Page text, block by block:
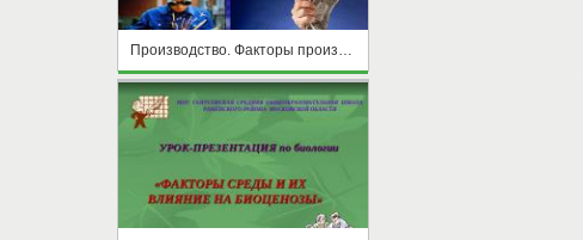
Производство. Факторы производства